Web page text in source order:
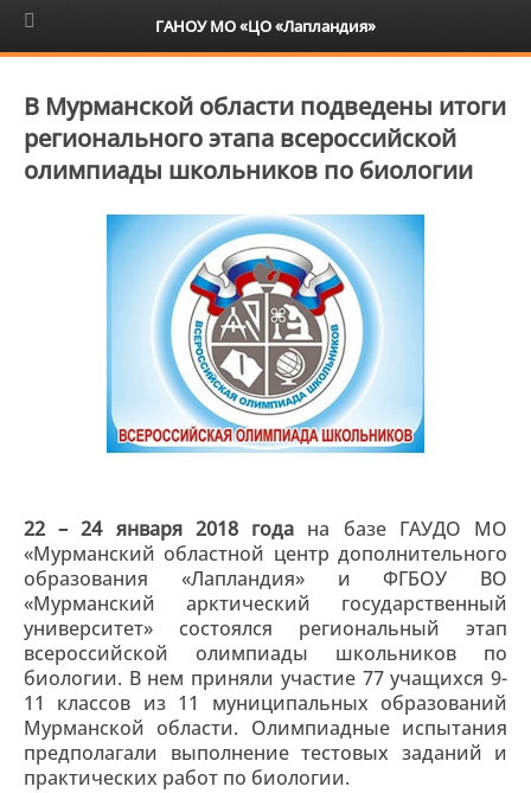
6+
В Мурманской области подведены итоги
регионального этапа всероссийской
олимпиады школьников по биологии
22 – 24 января 2018 года на базе ГАУДО МО
«Мурманский областной центр дополнительного
образования «Лапландия» и ФГБОУ ВО
«Мурманский арктический государственный
университет» состоялся региональный этап
всероссийской олимпиады школьников по
биологии. В нем приняли участие 77 учащихся 9-
11 классов из 11 муниципальных образований
Мурманской области. Олимпиадные испытания
предполагали выполнение тестовых заданий и
практических работ по биологии.
ГАНОУ МО «ЦО «Лапландия»